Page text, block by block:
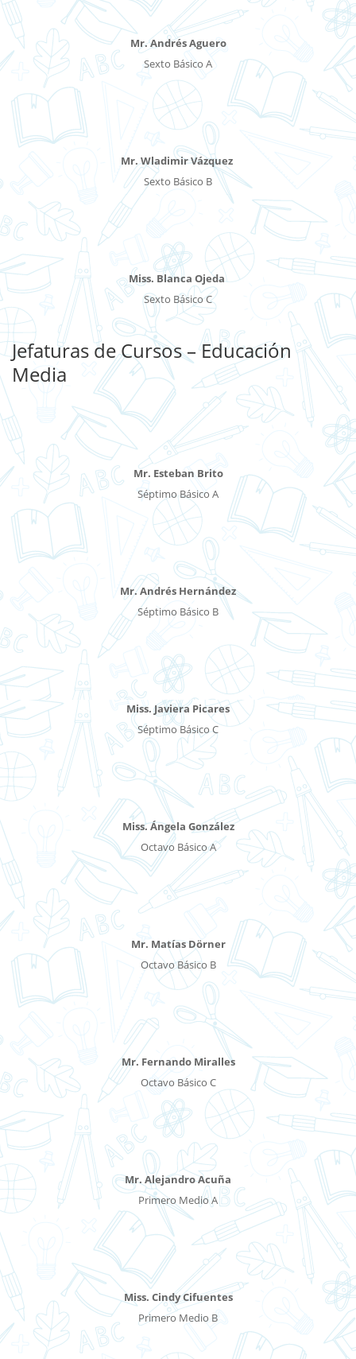
Mr. Andrés Aguero
Sexto Básico A
Mr. Wladimir Vázquez
Sexto Básico B
Miss. Blanca Ojeda
Sexto Básico C
Jefaturas de Cursos – Educación
Media
Mr. Esteban Brito
Séptimo Básico A
Mr. Andrés Hernández
Séptimo Básico B
Miss. Javiera Picares
Séptimo Básico C
Miss. Ángela González
Octavo Básico A
Mr. Matías Dörner
Octavo Básico B
Mr. Fernando Miralles
Octavo Básico C
Mr. Alejandro Acuña
Primero Medio A
Miss. Cindy Cifuentes
Primero Medio B